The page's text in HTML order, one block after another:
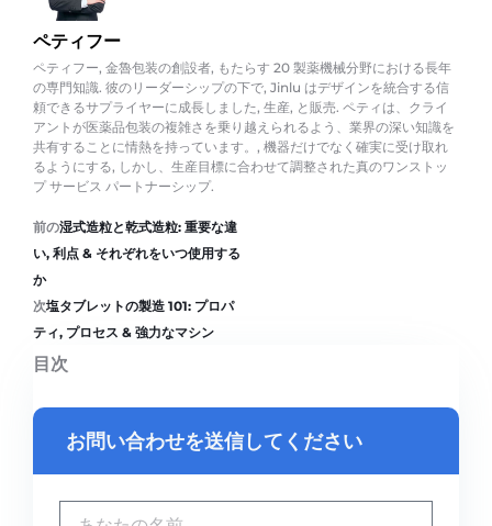
ペティフー
ペティフー, 金魯包装の創設者, もたらす 20 製薬機械分野における長年
の専門知識. 彼のリーダーシップの下で, Jinlu はデザインを統合する信
頼できるサプライヤーに成長しました, 生産, と販売. ペティは、クライ
アントが医薬品包装の複雑さを乗り越えられるよう、業界の深い知識を
共有することに情熱を持っています。, 機器だけでなく確実に受け取れ
るようにする, しかし、生産目標に合わせて調整された真のワンストッ
プ サービス パートナーシップ.
前の湿式造粒と乾式造粒: 重要な違
い, 利点 & それぞれをいつ使用する
か
次塩タブレットの製造 101: プロパ
ティ, プロセス & 強力なマシン
目次
お問い合わせを送信してください